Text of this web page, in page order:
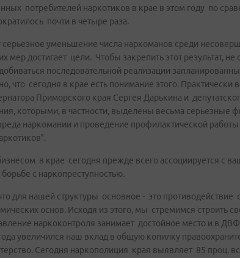
потребителей наркотиков в крае в этом году по
почти в четыре раза.
уменьшение числа наркоманов среди
мер достигает цели. Чтобы закрепить этот результат, не
последовательной реализации
что сегодня в крае есть понимание этого.
Приморского края Сергея Дарькина и
которыми, в частности, выделены весьма серьезные
наркомании и проведение профилактической
в крае сегодня прежде всего ассоциируется с
с наркопреступностью.
для нашей структуры основное - это противодействие
основ. Исходя из этого, мы стремимся строить
наркоконтроля занимает достойное место и в
увеличился наш вклад в общую копилку
Сегодня наркополиция края выявляет 85 проц.